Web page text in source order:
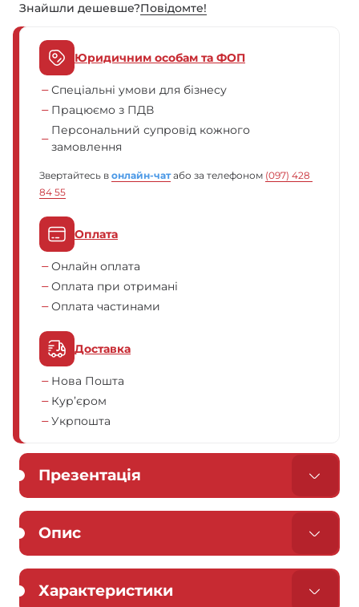
Знайшли дешевше?Повiдомте!
Юридичним особам та ФОП
Спеціальні умови для бізнесу
Працюємо з ПДВ
Персональний супровід кожного
замовлення
Звертайтесь в онлайн-чат або за телефоном (097) 428
84 55
Оплата
Онлайн оплата
Оплата при отримані
Оплата частинами
Доставка
Нова Пошта
Кур’єром
Укрпошта
Презентація
Опис
Характеристики